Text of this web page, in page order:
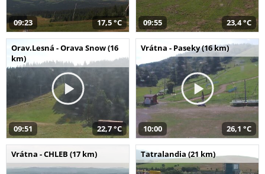
09:23 17,5 °C 09:55 23,4 °C
Orav.Lesná - Orava Snow (16
km)
09:51 22,7 °C
Vrátna - Paseky (16 km)
10:00 26,1 °C
Vrátna - CHLEB (17 km) Tatralandia (21 km)